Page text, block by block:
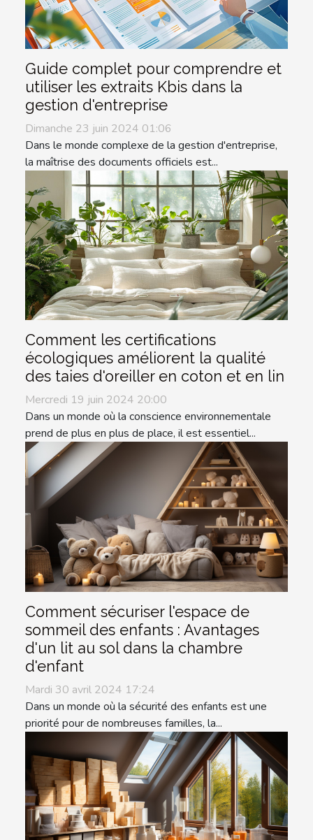
Guide complet pour comprendre et
utiliser les extraits Kbis dans la
gestion d'entreprise
Dimanche 23 juin 2024 01:06
Dans le monde complexe de la gestion d'entreprise,
la maîtrise des documents officiels est...
Comment les certifications
écologiques améliorent la qualité
des taies d'oreiller en coton et en lin
Mercredi 19 juin 2024 20:00
Dans un monde où la conscience environnementale
prend de plus en plus de place, il est essentiel...
Comment sécuriser l'espace de
sommeil des enfants : Avantages
d'un lit au sol dans la chambre
d'enfant
Mardi 30 avril 2024 17:24
Dans un monde où la sécurité des enfants est une
priorité pour de nombreuses familles, la...